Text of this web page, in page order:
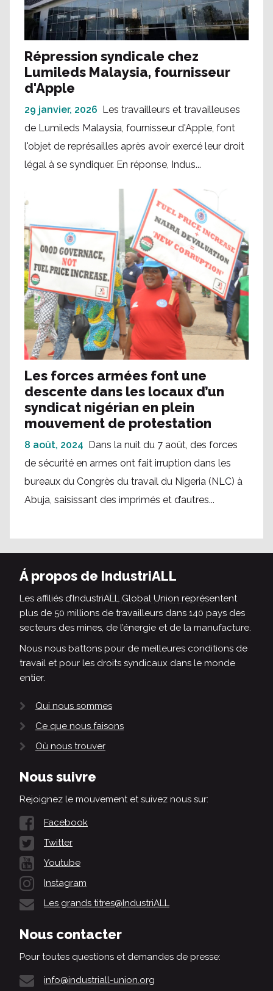
Répression syndicale chez
Lumileds Malaysia, fournisseur
d'Apple
29 janvier, 2026 Les travailleurs et travailleuses
de Lumileds Malaysia, fournisseur d'Apple, font
l'objet de représailles après avoir exercé leur droit
légal à se syndiquer. En réponse, Indus...
Les forces armées font une
descente dans les locaux d’un
syndicat nigérian en plein
mouvement de protestation
8 août, 2024 Dans la nuit du 7 août, des forces
de sécurité en armes ont fait irruption dans les
bureaux du Congrès du travail du Nigeria (NLC) à
Abuja, saisissant des imprimés et d’autres...
Á propos de IndustriALL
Les affiliés d’IndustriALL Global Union représentent
plus de 50 millions de travailleurs dans 140 pays des
secteurs des mines, de l’énergie et de la manufacture.
Nous nous battons pour de meilleures conditions de
travail et pour les droits syndicaux dans le monde
entier.
Qui nous sommes
Ce que nous faisons
Où nous trouver
Nous suivre
Rejoignez le mouvement et suivez nous sur:
Facebook
Twitter
Youtube
Instagram
Les grands titres@IndustriALL
Nous contacter
Pour toutes questions et demandes de presse:
info@industriall-union.org